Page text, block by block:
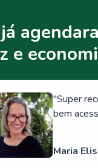
já
e
"Super
bem
Maria